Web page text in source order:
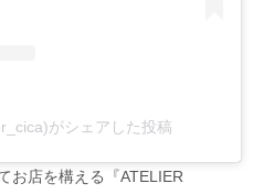
がシェアした投稿
お店を構える『ATELIER